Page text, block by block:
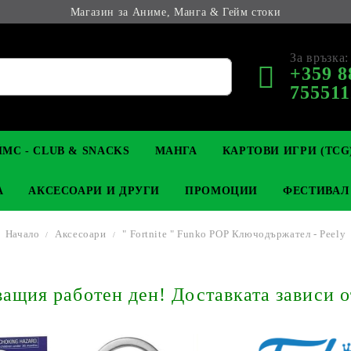
Магазин за Аниме, Манга & Гейм стоки
За връзка:
+359
КОЛЕКЦИОНЕРСКИ
YU-GI-OH! TCG
- CLUB & SNACKS МАНГА
LIGHT NOVEL
КАРТОВИ ИГРИ
MAGIC: THE GATHERING
АНИМЕ ФИГУРКИ
АКСЕСОАРИ И ДРУГИ
КЛЮЧОДЪРЖАТЕЛИ
ПРОМОЦИИ
Начало Аксесоари " Fortnite " Funko POP Ключодържател - Peely
работен ден! Доставката зависи